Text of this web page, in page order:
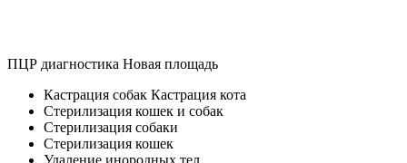
ПЦР диагностика Новая площадь
Кастрация собак Кастрация кота
Стерилизация кошек и собак
Стерилизация собаки
Стерилизация кошек
Удаление инородных тел